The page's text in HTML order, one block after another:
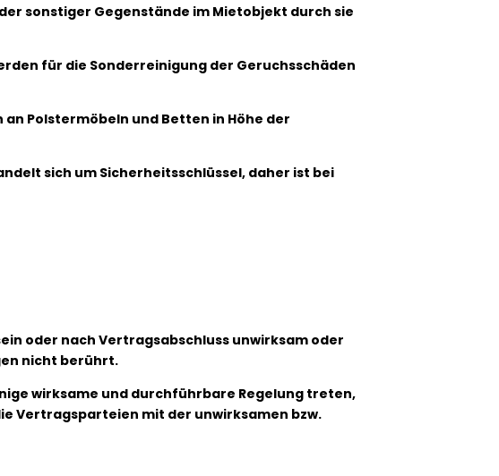
sonstiger Gegenstände im Mietobjekt durch sie
für die Sonderreinigung der Geruchsschäden
Polstermöbeln und Betten in Höhe der
sich um Sicherheitsschlüssel, daher ist bei
oder nach Vertragsabschluss unwirksam oder
nicht berührt.
wirksame und durchführbare Regelung treten,
Vertragsparteien mit der unwirksamen bzw.